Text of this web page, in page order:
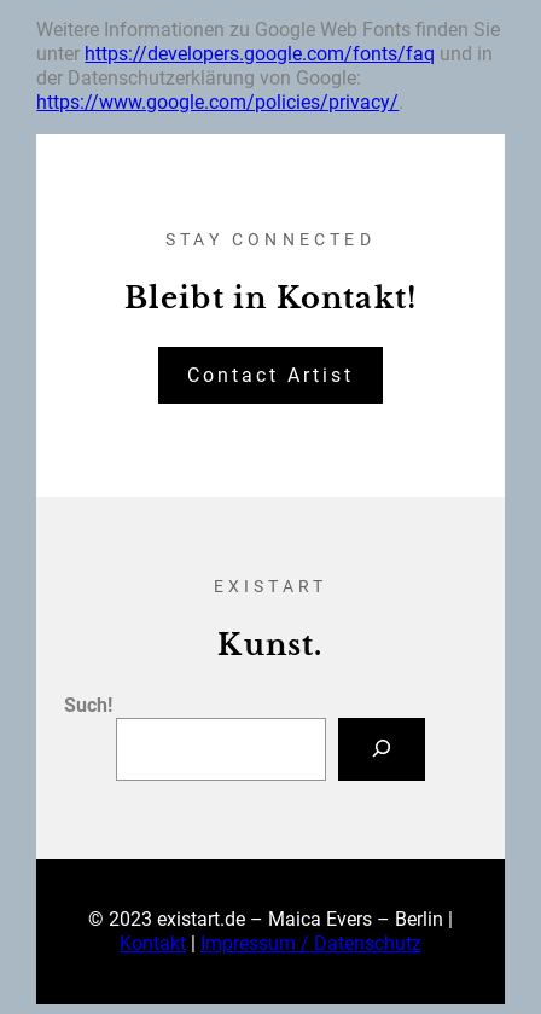
Weitere Informationen zu Google Web Fonts finden Sie
unter https://developers.google.com/fonts/faq und in
der Datenschutzerklärung von Google:
https://www.google.com/policies/privacy/.
STAY CONNECTED
Bleibt in Kontakt!
Contact Artist
EXISTART
Kunst.
Such!
© 2023 existart.de – Maica Evers – Berlin |
Kontakt
Impressum / Datenschutz